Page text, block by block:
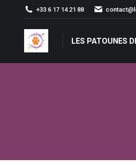
+33 6 17 14 21 88
LES PATOUNES